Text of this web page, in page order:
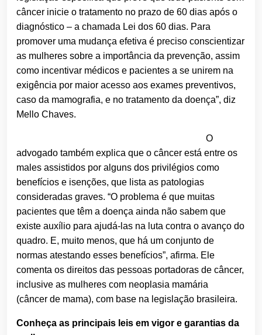
câncer inicie o tratamento no prazo de 60 dias após o
diagnóstico – a chamada Lei dos 60 dias. Para
promover uma mudança efetiva é preciso conscientizar
as mulheres sobre a importância da prevenção, assim
como incentivar médicos e pacientes a se unirem na
exigência por maior acesso aos exames preventivos,
caso da mamografia, e no tratamento da doença”, diz
Mello Chaves.
O
advogado também explica que o câncer está entre os
males assistidos por alguns dos privilégios como
benefícios e isenções, que lista as patologias
consideradas graves. “O problema é que muitas
pacientes que têm a doença ainda não sabem que
existe auxílio para ajudá-las na luta contra o avanço do
quadro. E, muito menos, que há um conjunto de
normas atestando esses benefícios”, afirma. Ele
comenta os direitos das pessoas portadoras de câncer,
inclusive as mulheres com neoplasia mamária
(câncer de mama), com base na legislação brasileira.
Conheça as principais leis em vigor e garantias da